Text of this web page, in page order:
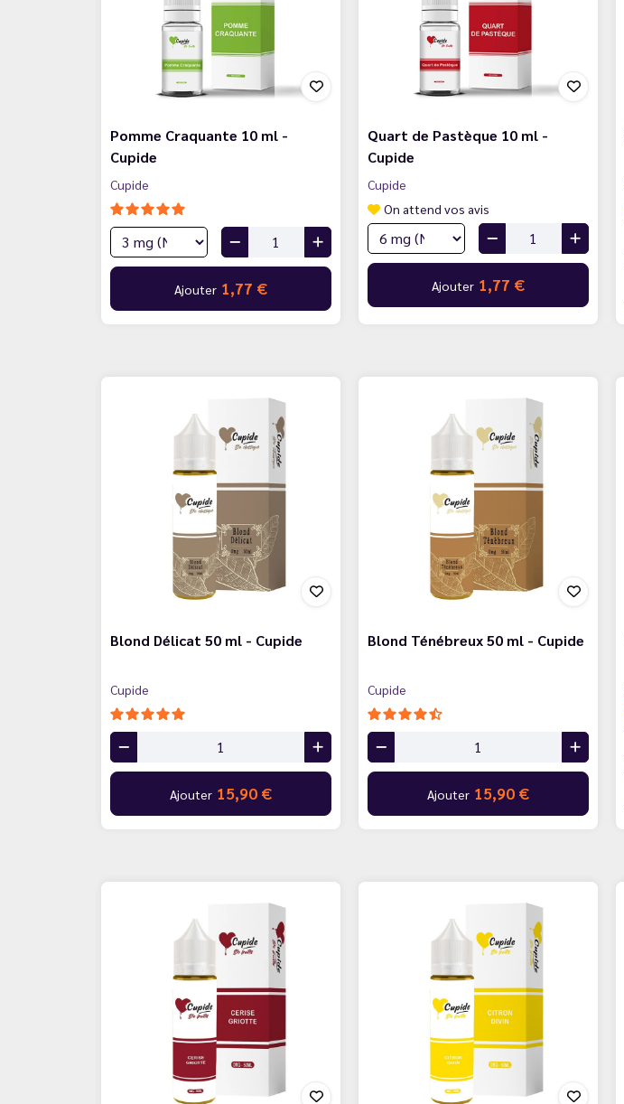
Pomme Craquante 10 ml -
Cupide
Cupide
Ajouter 1,77 €
Quart de Pastèque 10 ml -
Cupide
Cupide
On attend vos avis
Ajouter 1,77 €
Blond Délicat 50 ml - Cupide
Cupide
Ajouter 15,90 €
Blond Ténébreux 50 ml - Cupide
Cupide
Ajouter 15,90 €